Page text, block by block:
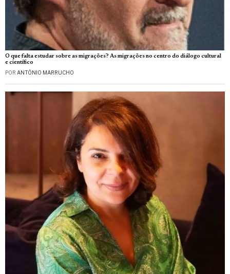
O que falta estudar sobre as migrações? As migrações no centro do diálogo cultural
e científico
POR ANTÓNIO MARRUCHO